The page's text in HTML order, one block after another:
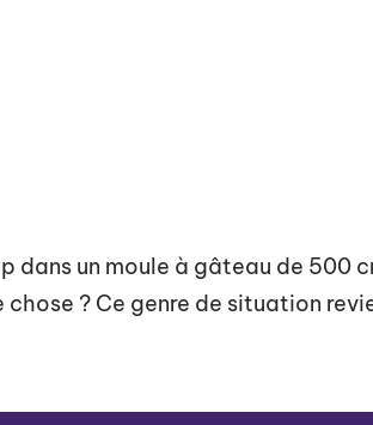
dans un moule à gâteau de 500
? Ce genre de situation